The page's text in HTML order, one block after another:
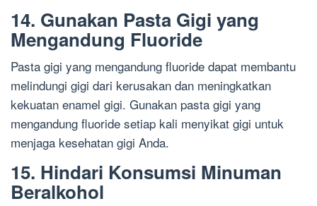
14. Gunakan Pasta Gigi yang
Mengandung Fluoride
Pasta gigi yang mengandung fluoride dapat membantu
melindungi gigi dari kerusakan dan meningkatkan
kekuatan enamel gigi. Gunakan pasta gigi yang
mengandung fluoride setiap kali menyikat gigi untuk
menjaga kesehatan gigi Anda.
15. Hindari Konsumsi Minuman
Beralkohol